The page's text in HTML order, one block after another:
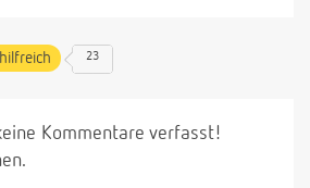
23
Kommentare verfasst!